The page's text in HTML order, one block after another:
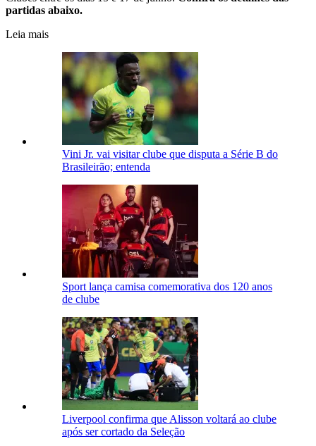
partidas abaixo.
Leia mais
Vini Jr. vai visitar clube que disputa a Série B do
Brasileirão; entenda
Sport lança camisa comemorativa dos 120 anos
de clube
Liverpool confirma que Alisson voltará ao clube
após ser cortado da Seleção